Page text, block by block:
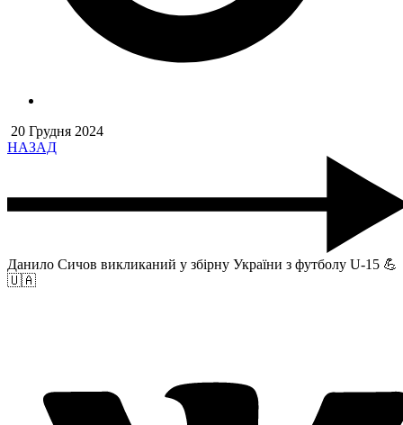
20 Грудня 2024
НАЗАД
Данило Сичов викликаний у збірну України з футболу U-15 💪
🇺🇦